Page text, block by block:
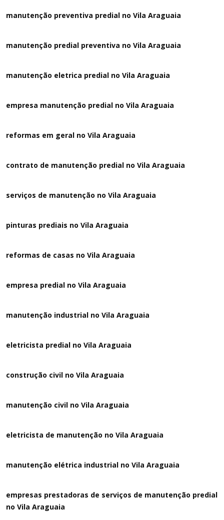
manutenção preventiva predial no Vila Araguaia
manutenção predial preventiva no Vila Araguaia
manutenção eletrica predial no Vila Araguaia
empresa manutenção predial no Vila Araguaia
reformas em geral no Vila Araguaia
contrato de manutenção predial no Vila Araguaia
serviços de manutenção no Vila Araguaia
pinturas prediais no Vila Araguaia
reformas de casas no Vila Araguaia
empresa predial no Vila Araguaia
manutenção industrial no Vila Araguaia
eletricista predial no Vila Araguaia
construção civil no Vila Araguaia
manutenção civil no Vila Araguaia
eletricista de manutenção no Vila Araguaia
manutenção elétrica industrial no Vila Araguaia
empresas prestadoras de serviços de manutenção predial
no Vila Araguaia